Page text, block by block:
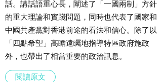
話。講話語重心長，闡述了「一國兩制」方針
的重大理論和實踐問題，同時也代表了國家和
中國共產黨對香港前途的看法和信心。除了以
「四點希望」高瞻遠矚地指導特區政府施政
外，也帶出了相當重要的政治訊息。
閲讀原文